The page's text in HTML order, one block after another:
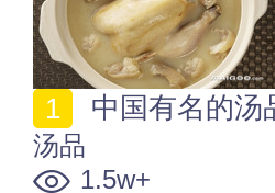
中国有名的汤
汤品
1.5w+